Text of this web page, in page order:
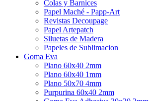
Colas y Barnices
Papel Maché - Papp-Art
Revistas Decoupage
Papel Artepatch
Siluetas de Madera
Papeles de Sublimacion
Goma Eva
Plano 60x40 2mm
Plano 60x40 1mm
Plano 50x70 4mm
Purpurina 60x40 2mm